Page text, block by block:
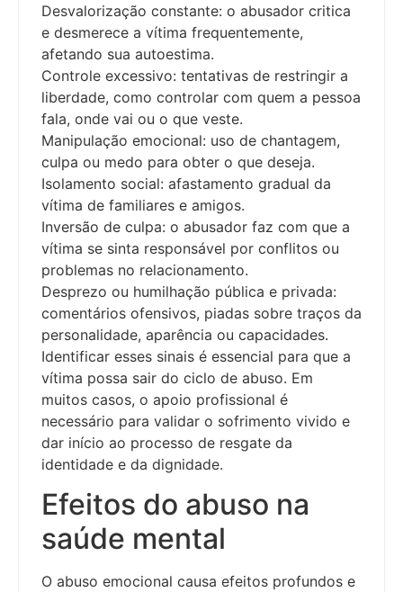
Desvalorização constante: o abusador critica
e desmerece a vítima frequentemente,
afetando sua autoestima.
Controle excessivo: tentativas de restringir a
liberdade, como controlar com quem a pessoa
fala, onde vai ou o que veste.
Manipulação emocional: uso de chantagem,
culpa ou medo para obter o que deseja.
Isolamento social: afastamento gradual da
vítima de familiares e amigos.
Inversão de culpa: o abusador faz com que a
vítima se sinta responsável por conflitos ou
problemas no relacionamento.
Desprezo ou humilhação pública e privada:
comentários ofensivos, piadas sobre traços da
personalidade, aparência ou capacidades.
Identificar esses sinais é essencial para que a
vítima possa sair do ciclo de abuso. Em
muitos casos, o apoio profissional é
necessário para validar o sofrimento vivido e
dar início ao processo de resgate da
identidade e da dignidade.
Efeitos do abuso na
saúde mental
O abuso emocional causa efeitos profundos e